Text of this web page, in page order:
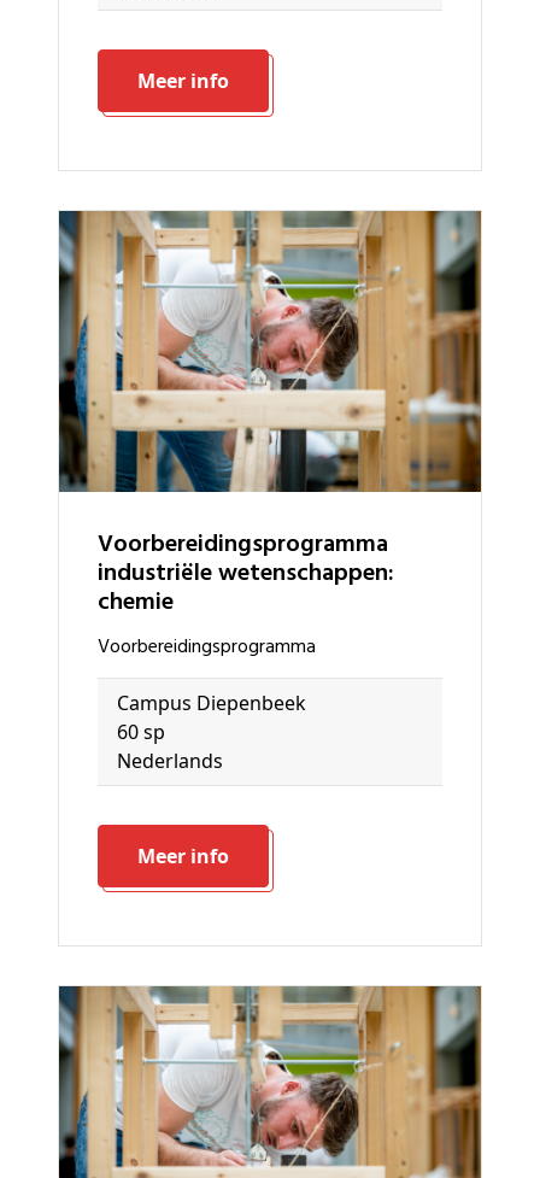
Meer info
voorbereidingsprogramma
industriële wetenschappen:
chemie
voorbereidingsprogramma
Campus Diepenbeek
60 sp
Nederlands
Meer info